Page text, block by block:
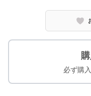
必ず購